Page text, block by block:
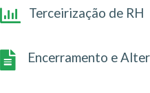
Terceirização de RH
Encerramento e